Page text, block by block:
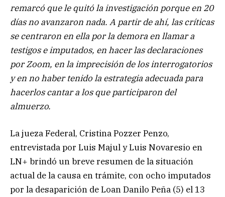
remarcó que le quitó la investigación porque en 20
días no avanzaron nada. A partir de ahí, las críticas
se centraron en ella por la demora en llamar a
testigos e imputados, en hacer las declaraciones
por Zoom, en la imprecisión de los interrogatorios
y en no haber tenido la estrategia adecuada para
hacerlos cantar a los que participaron del
almuerzo.
La jueza Federal, Cristina Pozzer Penzo,
entrevistada por Luis Majul y Luis Novaresio en
LN+ brindó un breve resumen de la situación
actual de la causa en trámite, con ocho imputados
por la desaparición de Loan Danilo Peña (5) el 13